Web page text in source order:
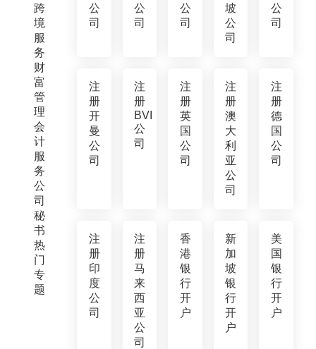
跨
境
服
务
财
富
管
理
会
计
服
务
公
司
秘
书
热
门
专
题
公
司
公
司
公
司
坡
公
司
公
司
注
册
开
曼
公
司
注
册
BVI
公
司
注
册
英
国
公
司
注
册
澳
大
利
亚
公
司
注
册
德
国
公
司
注
册
印
度
公
司
注
册
马
来
西
亚
公
司
香
港
银
行
开
户
新
加
坡
银
行
开
户
美
国
银
行
开
户